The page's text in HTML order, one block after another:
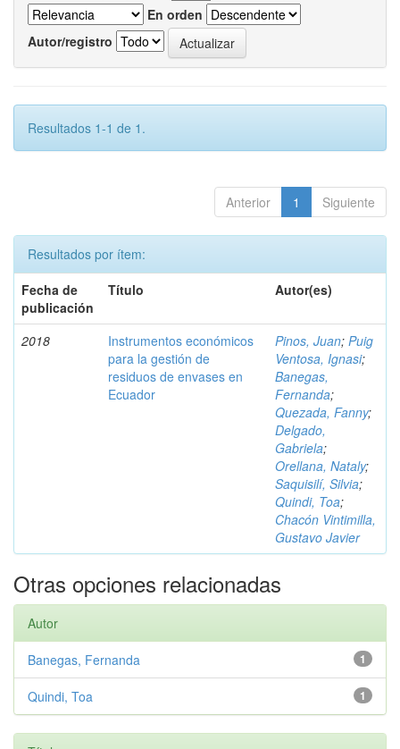
En orden
Autor/registro
Resultados 1-1 de 1.
Anterior 1 Siguiente
Resultados por ítem:
Fecha de
publicación
Título Autor(es)
2018
Instrumentos económicos
para la gestión de
residuos de envases en
Ecuador
Pinos, Juan; Puig
Ventosa, Ignasi;
Banegas,
Fernanda;
Quezada, Fanny;
Delgado,
Gabriela;
Orellana, Nataly;
Saquisilí, Silvia;
Quindi, Toa;
Chacón Vintimilla,
Gustavo Javier
Otras opciones relacionadas
Autor
1
Banegas, Fernanda
1
Quindi, Toa